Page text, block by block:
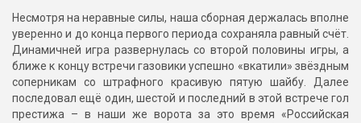
Несмотря на неравные силы, наша сборная держалась вполне
уверенно и до конца первого периода сохраняла равный счёт.
Динамичней игра развернулась со второй половины игры, а
ближе к концу встречи газовики успешно «вкатили» звёздным
соперникам со штрафного красивую пятую шайбу. Далее
последовал ещё один, шестой и последний в этой встрече гол
престижа – в наши же ворота за это время «Российская